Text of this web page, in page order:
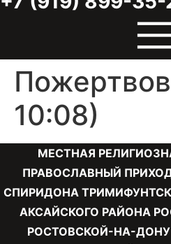
10:08)
МЕСТНАЯ
ПРАВОСЛАВНЫЙ
СПИРИДОНА
АКСАЙСКОГО РАЙОНА
РОСТОВСКОЙ-НА-ДОНУ